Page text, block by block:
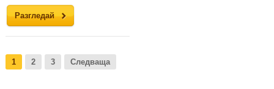
Разгледай
1 2 3 Следваща